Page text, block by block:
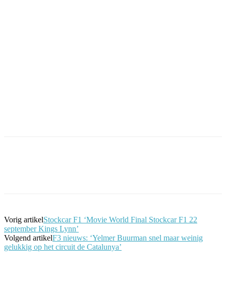
Vorig artikelStockcar F1 ‘Movie World Final Stockcar F1 22
september Kings Lynn’
Volgend artikelF3 nieuws: ‘Yelmer Buurman snel maar weinig
gelukkig op het circuit de Catalunya’